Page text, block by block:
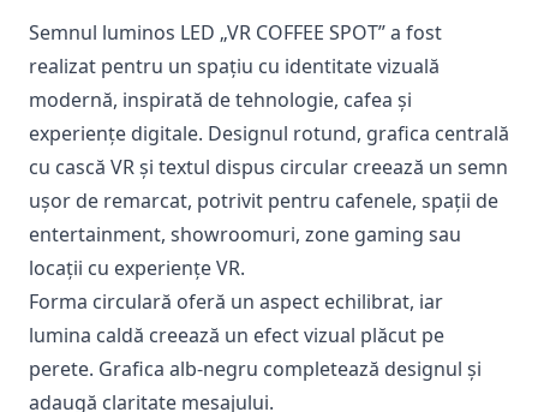
Semnul luminos LED „VR COFFEE SPOT” a fost
realizat pentru un spațiu cu identitate vizuală
modernă, inspirată de tehnologie, cafea și
experiențe digitale. Designul rotund, grafica centrală
cu cască VR și textul dispus circular creează un semn
ușor de remarcat, potrivit pentru cafenele, spații de
entertainment, showroomuri, zone gaming sau
locații cu experiențe VR.
Forma circulară oferă un aspect echilibrat, iar
lumina caldă creează un efect vizual plăcut pe
perete. Grafica alb-negru completează designul și
adaugă claritate mesajului.